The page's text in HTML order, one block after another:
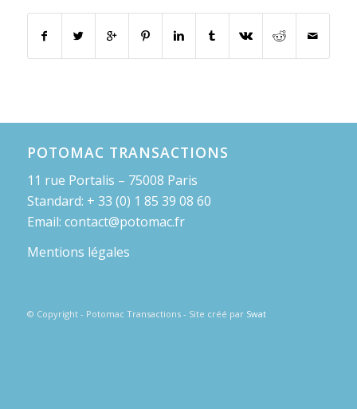
POTOMAC TRANSACTIONS
11 rue Portalis – 75008 Paris
Standard: + 33 (0) 1 85 39 08 60
Email: contact@potomac.fr
Mentions légales
© Copyright - Potomac Transactions - Site créé par Swat